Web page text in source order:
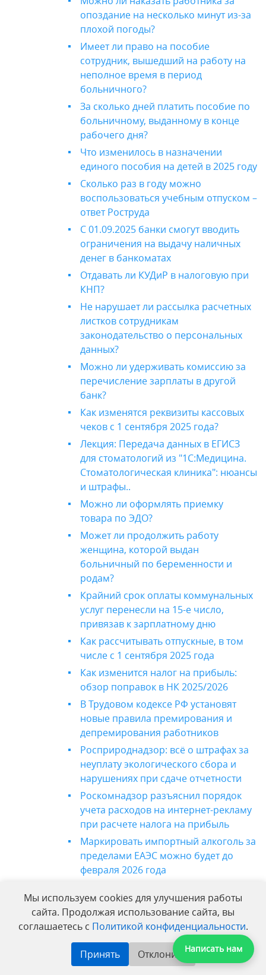
опоздание на несколько минут из-за
плохой погоды?
Имеет ли право на пособие
сотрудник, вышедший на работу на
неполное время в период
больничного?
За сколько дней платить пособие по
больничному, выданному в конце
рабочего дня?
Что изменилось в назначении
единого пособия на детей в 2025 году
Сколько раз в году можно
воспользоваться учебным отпуском –
ответ Роструда
С 01.09.2025 банки смогут вводить
ограничения на выдачу наличных
денег в банкоматах
Отдавать ли КУДиР в налоговую при
КНП?
Не нарушает ли рассылка расчетных
листков сотрудникам
законодательство о персональных
данных?
Можно ли удерживать комиссию за
перечисление зарплаты в другой
банк?
Как изменятся реквизиты кассовых
чеков с 1 сентября 2025 года?
Лекция: Передача данных в ЕГИСЗ
для стоматологий из "1С:Медицина.
Стоматологическая клиника": нюансы
и штрафы..
Можно ли оформлять приемку
товара по ЭДО?
Может ли продолжить работу
женщина, которой выдан
больничный по беременности и
родам?
Крайний срок оплаты коммунальных
услуг перенесли на 15-е число,
привязав к зарплатному дню
Как рассчитывать отпускные, в том
числе с 1 сентября 2025 года
Как изменится налог на прибыль:
обзор поправок в НК 2025/2026
В Трудовом кодексе РФ установят
новые правила премирования и
депремирования работников
Росприроднадзор: всё о штрафах за
неуплату экологического сбора и
нарушениях при сдаче отчетности
Роскомнадзор разъяснил порядок
учета расходов на интернет-рекламу
при расчете налога на прибыль
Маркировать импортный алкоголь за
пределами ЕАЭС можно будет до
февраля 2026 года
фискальных документов (ФФД) -
приказ ФНС России опубликован на
официальном интернет-портале
правовой информации
Что делать с накопленными
Написать нам
Мы используем cookies для улучшения работы
сайта. Продолжая использование сайта, вы
соглашаетесь с Политикой конфиденциальности.
Принять Отклонить